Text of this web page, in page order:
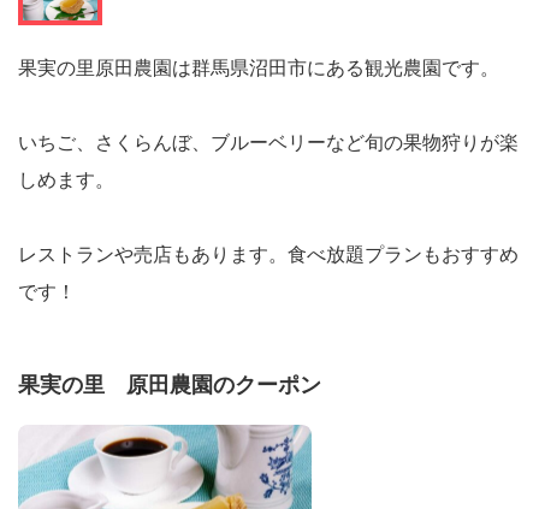
果実の里原田農園は群馬県沼田市にある観光農園です。
いちご、さくらんぼ、ブルーベリーなど旬の果物狩りが楽
しめます。
レストランや売店もあります。食べ放題プランもおすすめ
です！
果実の里 原田農園のクーポン